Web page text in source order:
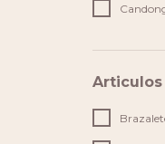
Articulos